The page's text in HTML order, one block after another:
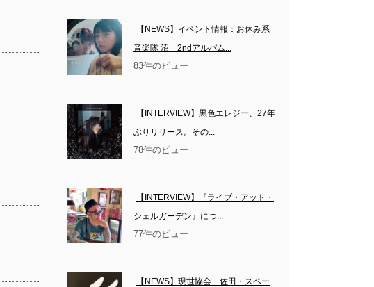
【NEWS】イベント情報：お休み系
音楽隊 沼　2ndアルバム...
83件のビュー
【INTERVIEW】黒色エレジー、27年
ぶりリリース。その...
78件のビュー
【INTERVIEW】『ライブ・アット・
シェルガーデン』につ...
77件のビュー
【NEWS】現世協会　佐田・スペー